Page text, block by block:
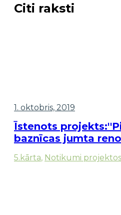
Citi raksti
1. oktobris, 2019
Īstenots
baznīcas jumta
5.kārta, Notikumi projektos